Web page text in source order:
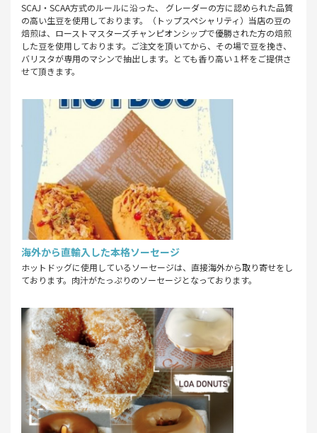
SCAJ・SCAA方式のルールに沿った、 グレーダーの方に認められた品質
の高い生豆を使用しております。（トップスペシャリティ）当店の豆の
焙煎は、ローストマスターズチャンピオンシップで優勝された方の焙煎
した豆を使用しております。ご注文を頂いてから、その場で豆を挽き、
バリスタが専用のマシンで抽出します。とても香り高い１杯をご提供さ
せて頂きます。
海外から直輸入した本格ソーセージ
ホットドッグに使用しているソーセージは、直接海外から取り寄せをし
ております。肉汁がたっぷりのソーセージとなっております。